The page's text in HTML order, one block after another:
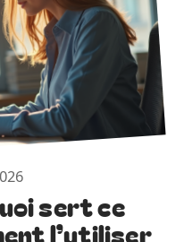
sert ce
l’utiliser